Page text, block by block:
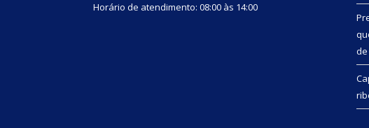
Horário de atendimento: 08:00 às 14:00
de